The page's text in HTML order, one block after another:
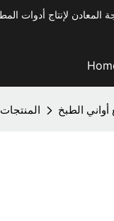
المنتجات أواني الطبخ